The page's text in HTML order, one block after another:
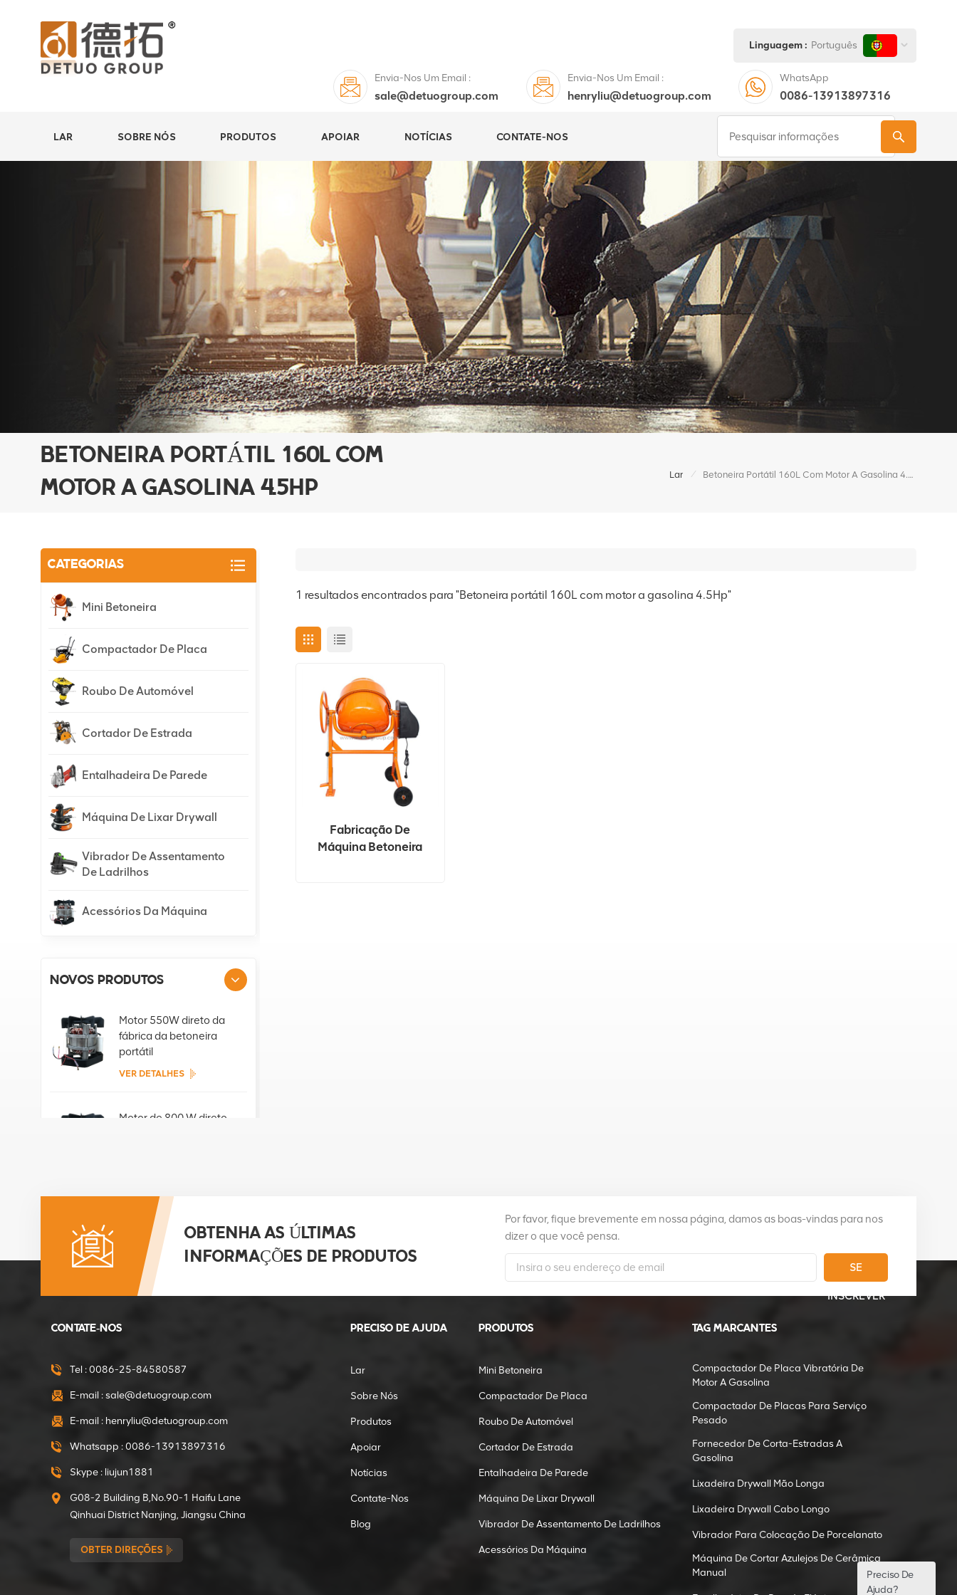
Linguagem : Português
Envia-Nos Um Email :
sale@detuogroup.com
Envia-Nos Um Email :
henryliu@detuogroup.com
WhatsApp
0086-13913897316
LAR SOBRE NÓS PRODUTOS APOIAR NOTÍCIAS CONTATE-NOS
BETONEIRA PORTÁTIL 160L COM
MOTOR A GASOLINA 4.5HP
Lar / Betoneira Portátil 160L Com Motor A Gasolina 4.5Hp
1 resultados encontrados para "Betoneira portátil 160L com motor a gasolina 4.5Hp"
Fabricação De
Máquina Betoneira
CATEGORIAS
Mini Betoneira
Compactador De Placa
Roubo De Automóvel
Cortador De Estrada
Entalhadeira De Parede
Máquina De Lixar Drywall
Vibrador De Assentamento
De Ladrilhos
Acessórios Da Máquina
NOVOS PRODUTOS
Motor 550W direto da
fábrica da betoneira
portátil
VER DETALHES
Motor de 800 W direto
Motor de 850 W direto
da fábrica da betoneira
portátil
VER DETALHES
W direto da fábrica da
VER DETALHES
de 550 W direto da
fábrica da mini
Embreagens de
diâmetro interno de 15
mm para o
compactador
VER DETALHES
OBTENHA AS ÚLTIMAS
INFORMAÇÕES DE PRODUTOS
Por favor, fique brevemente em nossa página, damos as boas-vindas para nos
dizer o que você pensa.
SE
INSCREVER
CONTATE-NOS
Tel :0086-25-84580587
E-mail :sale@detuogroup.com
E-mail : henryliu@detuogroup.com
Whatsapp :0086-13913897316
Skype : liujun1881
G08-2 Building B,No.90-1 Haifu Lane
Qinhuai District Nanjing, Jiangsu China
OBTER DIREÇÕES
PRECISO DE AJUDA
Lar
Sobre Nós
Produtos
Apoiar
Notícias
Contate-Nos
Blog
PRODUTOS
Mini Betoneira
Compactador De Placa
Roubo De Automóvel
Cortador De Estrada
Entalhadeira De Parede
Máquina De Lixar Drywall
Vibrador De Assentamento De Ladrilhos
Acessórios Da Máquina
TAG MARCANTES
Compactador De Placa Vibratória De
Motor A Gasolina
Compactador De Placas Para Serviço
Pesado
Fornecedor De Corta-Estradas A
Gasolina
Lixadeira Drywall Mão Longa
Lixadeira Drywall Cabo Longo
Vibrador Para Colocação De Porcelanato
Máquina De Cortar Azulejos De Cerâmica
Manual
Preciso De
Ajuda?